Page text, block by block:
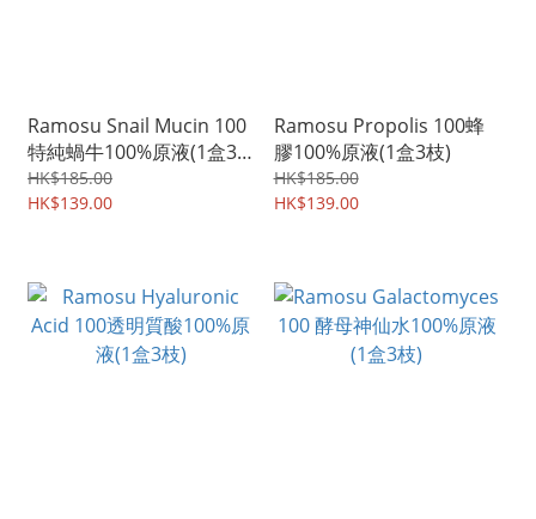
Ramosu Snail Mucin 100
特純蝸牛100%原液(1盒3
枝)
HK$185.00
HK$139.00
Ramosu Propolis 100蜂
膠100%原液(1盒3枝)
HK$185.00
HK$139.00